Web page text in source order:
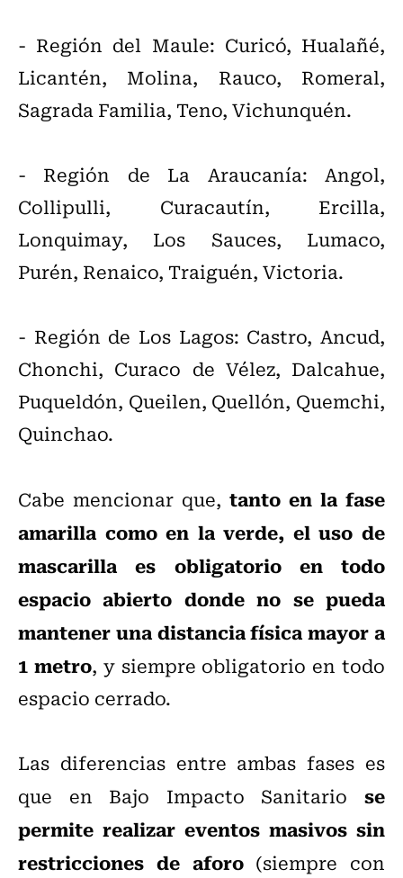
- Región del Maule: Curicó, Hualañé,
Licantén, Molina, Rauco, Romeral,
Sagrada Familia, Teno, Vichunquén.
- Región de La Araucanía: Angol,
Collipulli, Curacautín, Ercilla,
Lonquimay, Los Sauces, Lumaco,
Purén, Renaico, Traiguén, Victoria.
- Región de Los Lagos: Castro, Ancud,
Chonchi, Curaco de Vélez, Dalcahue,
Puqueldón, Queilen, Quellón, Quemchi,
Quinchao.
Cabe mencionar que, tanto en la fase
amarilla como en la verde, el uso de
mascarilla es obligatorio en todo
espacio abierto donde no se pueda
mantener una distancia física mayor a
1 metro, y siempre obligatorio en todo
espacio cerrado.
Las diferencias entre ambas fases es
que en Bajo Impacto Sanitario se
permite realizar eventos masivos sin
restricciones de aforo(siempre con